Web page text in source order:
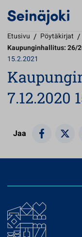
Etusivu / Pöytäkirjat /
Kaupunginhallitus: 26/
15.2.2021
7.12.2020
Jaa